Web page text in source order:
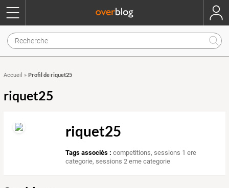
Accueil » Profil de riquet25
riquet25
riquet25
Tags associés : competitions,sessions 1 ere
categorie,sessions 2 eme categorie